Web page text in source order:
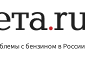
с бензином в России